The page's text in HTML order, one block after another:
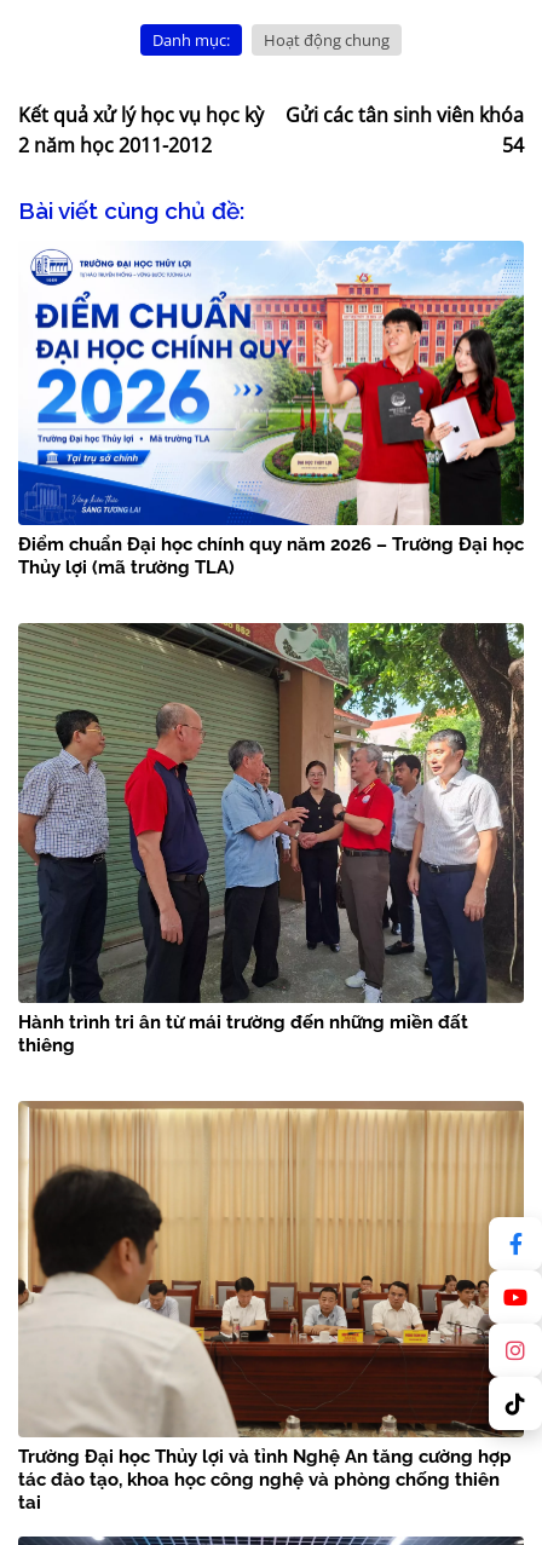
Danh mục: Hoạt động chung
Kết quả xử lý học vụ học kỳ
2 năm học 2011-2012
Gửi các tân sinh viên khóa
54
Bài viết cùng chủ đề:
Điểm chuẩn Đại học chính quy năm 2026 – Trường Đại học
Thủy lợi (mã trường TLA)
Hành trình tri ân từ mái trường đến những miền đất
thiêng
Trường Đại học Thủy lợi và tỉnh Nghệ An tăng cường hợp
tác đào tạo, khoa học công nghệ và phòng chống thiên
tai